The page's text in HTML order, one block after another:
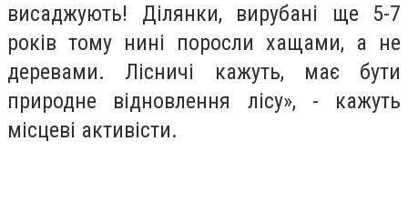
висаджують! Ділянки, вирубані ще 5-7
років тому нині поросли хащами, а не
деревами. Лісничі кажуть, має бути
природне відновлення лісу», - кажуть
місцеві активісти.